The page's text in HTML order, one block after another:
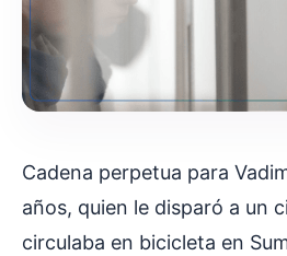
Cadena perpetua para
años, quien le disparó a un
circulaba en bicicleta en